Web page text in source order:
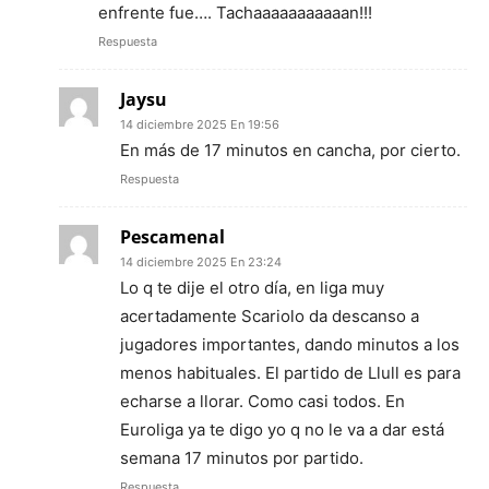
enfrente fue…. Tachaaaaaaaaaaan!!!
Respuesta
Jaysu
14 diciembre 2025 En 19:56
En más de 17 minutos en cancha, por cierto.
Respuesta
Pescamenal
14 diciembre 2025 En 23:24
Lo q te dije el otro día, en liga muy
acertadamente Scariolo da descanso a
jugadores importantes, dando minutos a los
menos habituales. El partido de Llull es para
echarse a llorar. Como casi todos. En
Euroliga ya te digo yo q no le va a dar está
semana 17 minutos por partido.